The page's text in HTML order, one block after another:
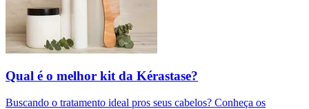
Qual é o melhor kit da Kérastase?
Buscando o tratamento ideal pros seus cabelos? Conheça os